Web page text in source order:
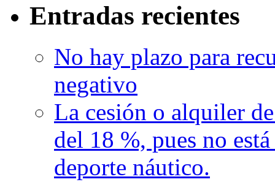
Entradas recientes
No hay plazo para
negativo
La cesión o alquiler
del 18 %, pues no
deporte náutico.